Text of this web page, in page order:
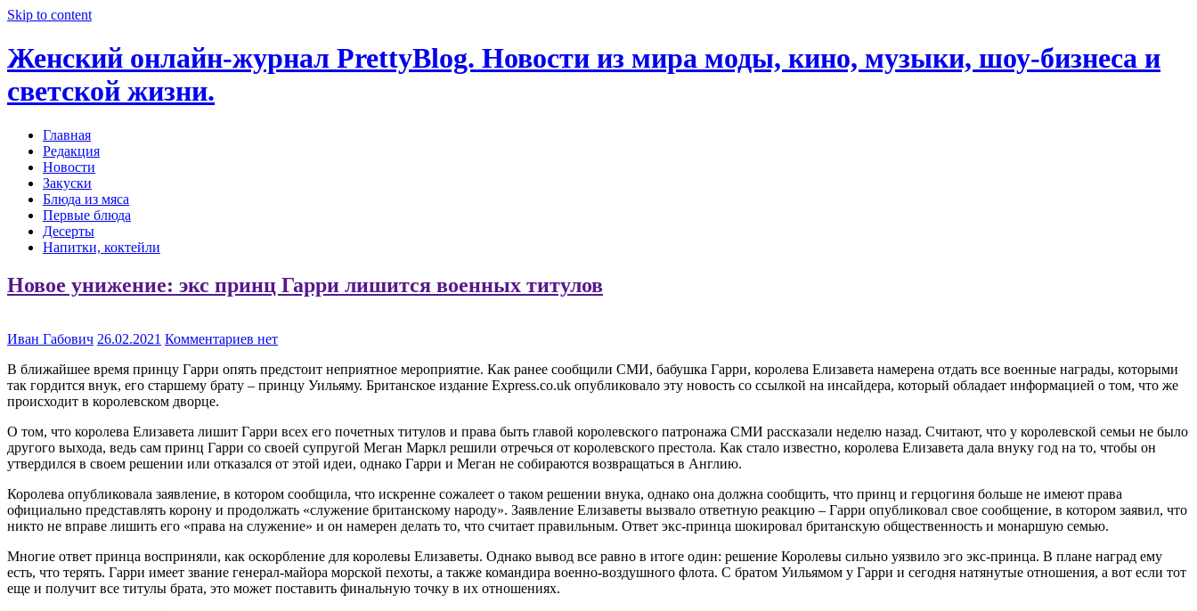
Skip to content
Женский онлайн-журнал PrettyBlog. Новости из мира моды, кино, музыки, шоу-бизнеса и
светской жизни.
Главная
Редакция
Новости
Закуски
Блюда из мяса
Первые блюда
Десерты
Напитки, коктейли
Новое унижение: экс принц Гарри лишится военных титулов
Иван Габович 26.02.2021 Комментариев нет
В ближайшее время принцу Гарри опять предстоит неприятное мероприятие. Как ранее сообщили СМИ, бабушка Гарри, королева Елизавета намерена отдать все военные награды, которыми
так гордится внук, его старшему брату – принцу Уильяму. Британское издание Express.co.uk опубликовало эту новость со ссылкой на инсайдера, который обладает информацией о том, что же
происходит в королевском дворце.
О том, что королева Елизавета лишит Гарри всех его почетных титулов и права быть главой королевского патронажа СМИ рассказали неделю назад. Считают, что у королевской семьи не было
другого выхода, ведь сам принц Гарри со своей супругой Меган Маркл решили отречься от королевского престола. Как стало известно, королева Елизавета дала внуку год на то, чтобы он
утвердился в своем решении или отказался от этой идеи, однако Гарри и Меган не собираются возвращаться в Англию.
Королева опубликовала заявление, в котором сообщила, что искренне сожалеет о таком решении внука, однако она должна сообщить, что принц и герцогиня больше не имеют права
официально представлять корону и продолжать «служение британскому народу». Заявление Елизаветы вызвало ответную реакцию – Гарри опубликовал свое сообщение, в котором заявил, что
никто не вправе лишить его «права на служение» и он намерен делать то, что считает правильным. Ответ экс-принца шокировал британскую общественность и монаршую семью.
Многие ответ принца восприняли, как оскорбление для королевы Елизаветы. Однако вывод все равно в итоге один: решение Королевы сильно уязвило эго экс-принца. В плане наград ему
есть, что терять. Гарри имеет звание генерал-майора морской пехоты, а также командира военно-воздушного флота. С братом Уильямом у Гарри и сегодня натянутые отношения, а вот если тот
еще и получит все титулы брата, это может поставить финальную точку в их отношениях.